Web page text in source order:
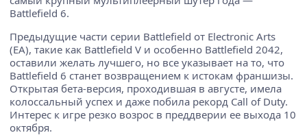
Battlefield 6.
Предыдущие части серии Battlefield от Electronic Arts
(EA), такие как Battlefield V и особенно Battlefield 2042,
оставили желать лучшего, но все указывает на то, что
Battlefield 6 станет возвращением к истокам франшизы.
Открытая бета-версия, проходившая в августе, имела
колоссальный успех и даже побила рекорд Call of Duty.
Интерес к игре резко возрос в преддверии ее выхода 10
октября.